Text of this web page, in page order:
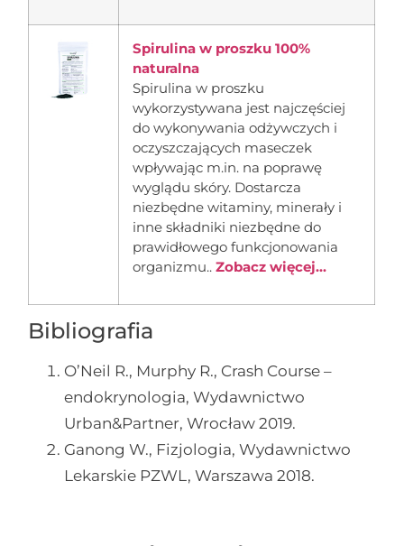
Spirulina w proszku 100%
naturalna
Spirulina w proszku
wykorzystywana jest najczęściej
do wykonywania odżywczych i
oczyszczających maseczek
wpływając m.in. na poprawę
wyglądu skóry. Dostarcza
niezbędne witaminy, minerały i
inne składniki niezbędne do
prawidłowego funkcjonowania
organizmu..Zobacz więcej...
Bibliografia
O’Neil R., Murphy R., Crash Course –
endokrynologia, Wydawnictwo
Urban&Partner, Wrocław 2019.
Ganong W., Fizjologia, Wydawnictwo
Lekarskie PZWL, Warszawa 2018.